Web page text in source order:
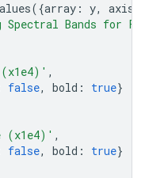
({array : y, axis
Spectral Bands for
,
false, bold : true}
(x1e4)' ,
false, bold : true}